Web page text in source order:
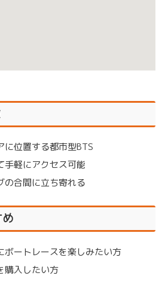
に位置する都市型BTS
手軽にアクセス可能
の合間に立ち寄れる
ボートレースを楽しみたい方
購入したい方